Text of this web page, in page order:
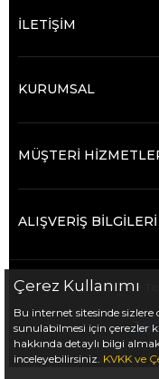
İLETİŞİM
KURUMSAL
MÜŞTERİ
ALIŞVERİŞ BİLGİLERİ
© 2019
Çerez Kullanımı
Bu internet sitesinde
sunulabilmesi için çerezler
hakkında detaylı bilgi
inceleyebilirsiniz. KVKK ve